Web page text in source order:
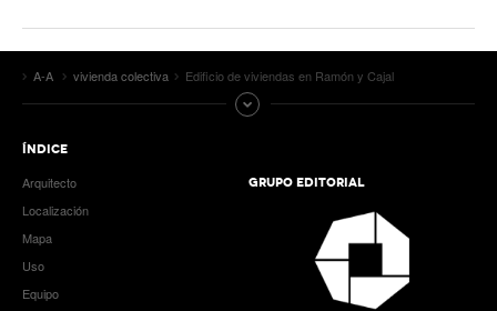
A-A vivienda colectiva Edificio de viviendas en Ramón y Cajal
ÍNDICE
Arquitecto
Localización
Mapa
Uso
Equipo
GRUPO EDITORIAL